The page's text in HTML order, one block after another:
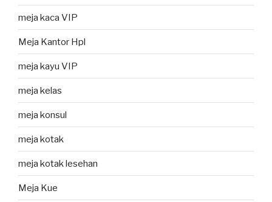
meja kaca VIP
Meja Kantor Hpl
meja kayu VIP
meja kelas
meja konsul
meja kotak
meja kotak lesehan
Meja Kue